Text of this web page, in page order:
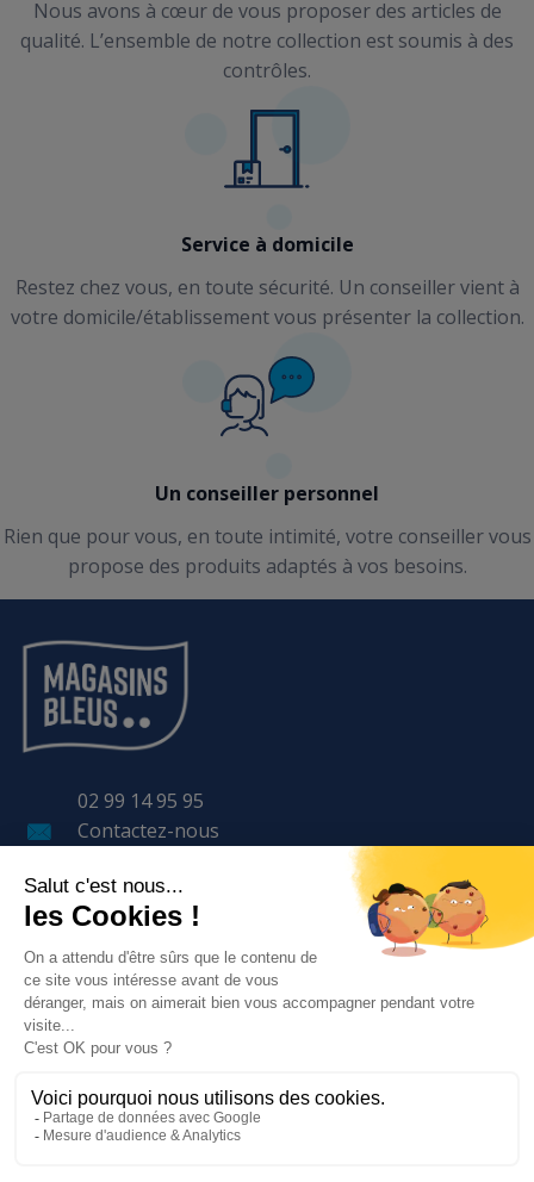
Nous avons à cœur de vous proposer des articles de
qualité. L’ensemble de notre collection est soumis à des
contrôles.
Service à domicile
Restez chez vous, en toute sécurité. Un conseiller vient à
votre domicile/établissement vous présenter la collection.
Un conseiller personnel
Rien que pour vous, en toute intimité, votre conseiller vous
propose des produits adaptés à vos besoins.
LE GROUPE
NOS SERVICES
BESOIN D'AIDE ?
02 99 14 95 95
Contactez-nous
BP 57 401
35 170 BRUZ